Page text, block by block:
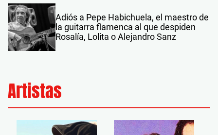
Adiós a Pepe Habichuela, el maestro de
la guitarra flamenca al que despiden
Rosalía, Lolita o Alejandro Sanz
Artistas